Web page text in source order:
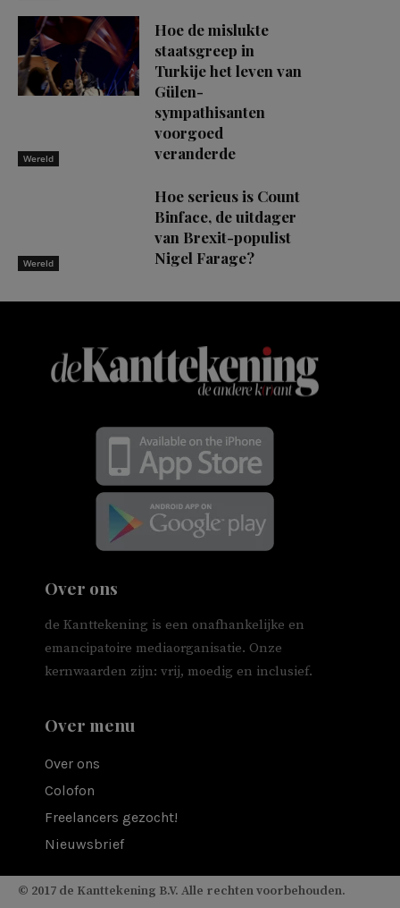
Wereld
Hoe de mislukte
staatsgreep in
Turkije het leven van
Gülen-
sympathisanten
voorgoed
veranderde
Wereld
Hoe serieus is Count
Binface, de uitdager
van Brexit-populist
Nigel Farage?
Over ons
de Kanttekening is een onafhankelijke en
emancipatoire mediaorganisatie. Onze
kernwaarden zijn: vrij, moedig en inclusief.
Over menu
Over ons
Colofon
Freelancers gezocht!
Nieuwsbrief
© 2017 de Kanttekening B.V. Alle rechten voorbehouden.